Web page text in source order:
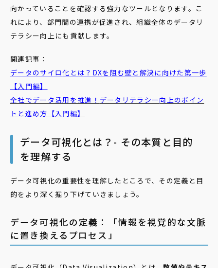
向かっていることを確認する強力なツールとなります。こ
れにより、部門間の連携が促進され、組織全体のデータリ
テラシー向上にも貢献します。
関連記事：
データ のサイロ化とは？DXを阻む壁と解決に向けた第一歩
【入門編】
全社でデータ活用を推進！ データリテラシー向上のポイン
トと進め方【入門編】
データ可視化とは？- その本質と目的
を理解する
データ可視化の重要性を理解したところで、その定義と目
的をより深く掘り下げていきましょう。
データ可視化の定義：「情報を視覚的な文脈
に置き換えるプロセス」